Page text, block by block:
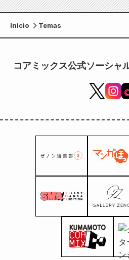
Inicio Temas
コアミックス公式ソーシャ